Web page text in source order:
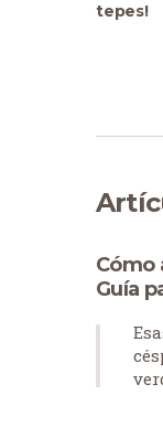
tepes!
Cómo
Guía